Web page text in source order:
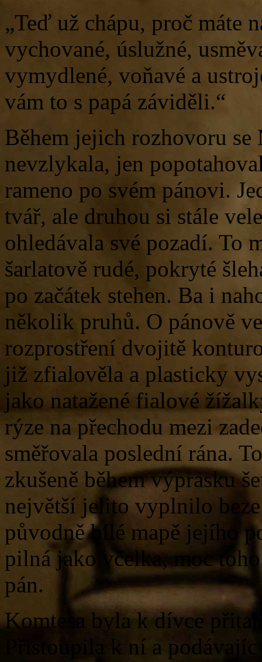
„Teď už chápu, proč máte
vychované, úslužné,
vymydlené, voňavé a
vám to s papá záviděli.“
Během jejich rozhovoru
nevzlykala, jen
rameno po svém pánovi.
tvář, ale druhou si stále
ohledávala své pozadí. To
šarlatově rudé, pokryté
po začátek stehen. Ba i
několik pruhů. O pánově
rozprostření dvojitě
již zfialověla a plasticky
jako natažené fialové
rýze na přechodu mezi
směřovala poslední rána.
zkušeně během výprasku
největší jelito vyplnilo
původně bílé mapě jejího
pilná jako včelka, moc
pán.
Komtesa byla k dívce
Přistoupila k ní a